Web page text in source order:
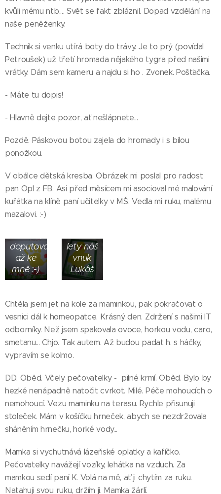
kvůli mému ntb.... Svět se fakt zbláznil. Dopad vzdělání na
naše peněženky.
Technik si venku utírá boty do trávy. Je to prý (povídal
Petroušek) už třetí hromada nějakého tygra před našimi
vrátky. Dám sem kameru a najdu si ho . Zvonek. Pošťačka.
- Máte tu dopis!
- Hlavně dejte pozor, ať nešlápnete...
Pozdě. Páskovou botou zajela do hromady i s bílou
ponožkou.
V obálce dětská kresba. Obrázek mi poslal pro radost
pan Opl z FB. Asi před měsícem mi asocioval mé malování
kuřátka na klíně paní učitelky v MŠ. Vedla mi ruku, malému
mazalovi. :-)
doputovala
až ke
mně :-)
Tohle
kuřátko
lety náš
vnuk
Lukáš
Chtěla jsem jet na kole za maminkou, pak pokračovat o
vesnici dál k homeopatce. Krásný den. Zdržení s našimi IT
odborníky. Než jsem spakovala ovoce, horkou vodu, caro,
smetanu... Chjo. Tak autem. Až budou padat h. s háčky,
vypravím se kolmo.
DD. Oběd. Včely pečovatelky - pilné krmí. Oběd. Bylo by
hezké nenápadně natočit cvrkot. Milé. Péče mohoucích o
nemohoucí. Vezu maminku na terasu. Rychle přisunuji
stoleček. Mám v košíčku hrneček, abych se nezdržovala
sháněním hrnečku, horké vody...
Mamka si vychutnává lázeňské oplatky a kafíčko.
Pečovatelky navážejí vozíky, lehátka na vzduch. Za
mamkou sedí paní K. Volá na mě, ať ji chytím za ruku.
Natahuji svou ruku, držím ji. Mamka žárlí.
Toto
bylo
původně
bílé
triko.
Hned
po